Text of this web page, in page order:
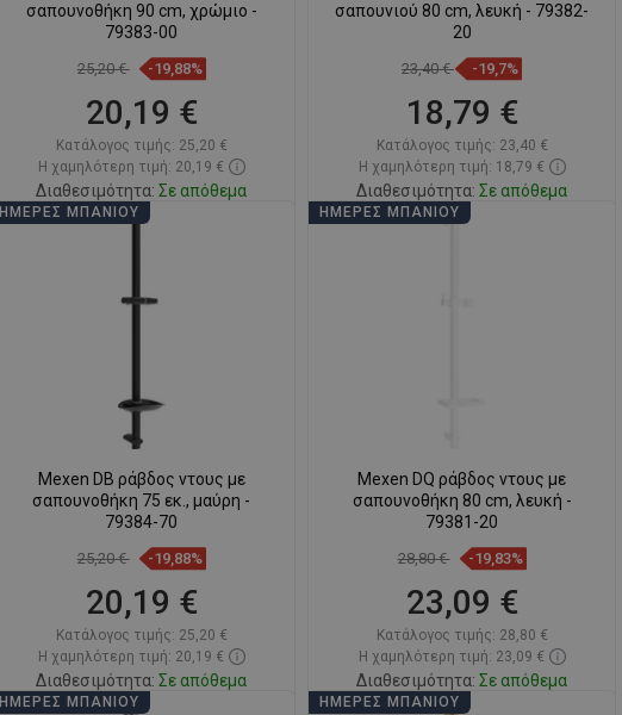
σαπουνοθήκη 90 cm, χρώμιο -
79383-00
25,20 € -19,88%
20,19 €
Κατάλογος τιμής: 25,20 €
Η χαμηλότερη τιμή: 20,19 €
Διαθεσιμότητα: Σε απόθεμα
σαπουνιού 80 cm, λευκή - 79382-
20
23,40 € -19,7%
18,79 €
Κατάλογος τιμής: 23,40 €
Η χαμηλότερη τιμή: 18,79 €
Διαθεσιμότητα: Σε απόθεμα
ΗΜΈΡΕΣ ΜΠΆΝΙΟΥ
Mexen DB ράβδος ντους με
σαπουνοθήκη 75 εκ., μαύρη -
79384-70
25,20 € -19,88%
20,19 €
Κατάλογος τιμής: 25,20 €
Η χαμηλότερη τιμή: 20,19 €
Διαθεσιμότητα: Σε απόθεμα
ΗΜΈΡΕΣ ΜΠΆΝΙΟΥ
Mexen DQ ράβδος ντους με
σαπουνοθήκη 80 cm, λευκή -
79381-20
28,80 € -19,83%
23,09 €
Κατάλογος τιμής: 28,80 €
Η χαμηλότερη τιμή: 23,09 €
Διαθεσιμότητα: Σε απόθεμα
ΗΜΈΡΕΣ ΜΠΆΝΙΟΥ ΗΜΈΡΕΣ ΜΠΆΝΙΟΥ